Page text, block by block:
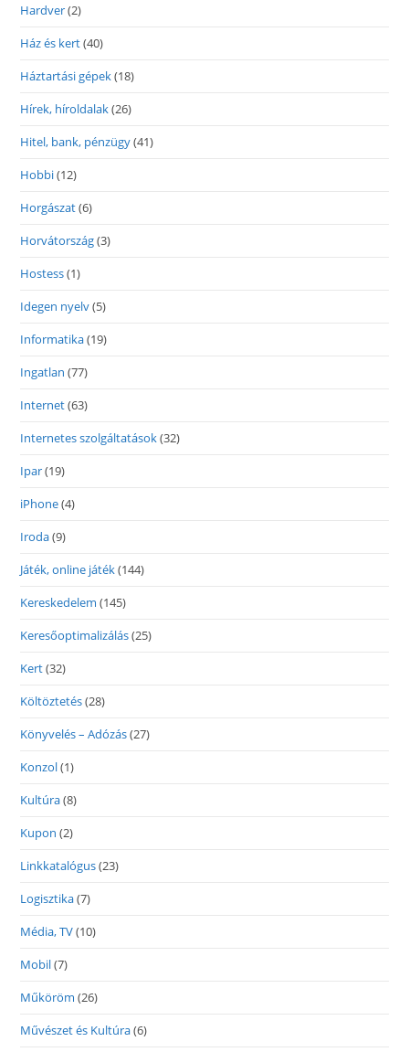
Hardver(2)
Ház és kert(40)
Háztartási gépek(18)
Hírek, híroldalak(26)
Hitel, bank, pénzügy(41)
Hobbi(12)
Horgászat(6)
Horvátország(3)
Hostess(1)
Idegen nyelv(5)
Informatika(19)
Ingatlan (77)
Internet(63)
Internetes szolgáltatások(32)
Ipar(19)
iPhone(4)
Iroda(9)
Játék, online játék(144)
Kereskedelem (145)
Keresőoptimalizálás(25)
Kert(32)
Költöztetés(28)
Könyvelés – Adózás(27)
Konzol(1)
Kultúra(8)
Kupon (2)
Linkkatalógus(23)
Logisztika(7)
Média, TV(10)
Mobil(7)
Műköröm (26)
Művészet és Kultúra(6)